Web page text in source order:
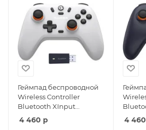
Геймпад беспроводной
Wireless Controller
Bluetooth XInput
GameSir Nova Lite
(White)
4 460 р 4 460